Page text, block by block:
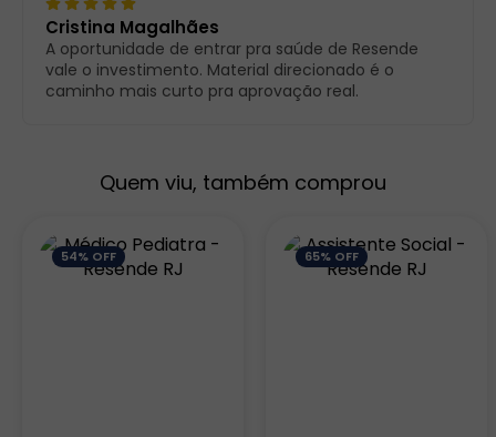
Cristina Magalhães
A oportunidade de entrar pra saúde de Resende
vale o investimento. Material direcionado é o
caminho mais curto pra aprovação real.
Quem viu, também comprou
54% OFF 65% OFF